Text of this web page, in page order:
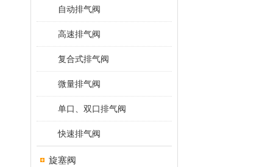
自动排气阀
高速排气阀
复合式排气阀
微量排气阀
单口、双口排气阀
快速排气阀
旋塞阀